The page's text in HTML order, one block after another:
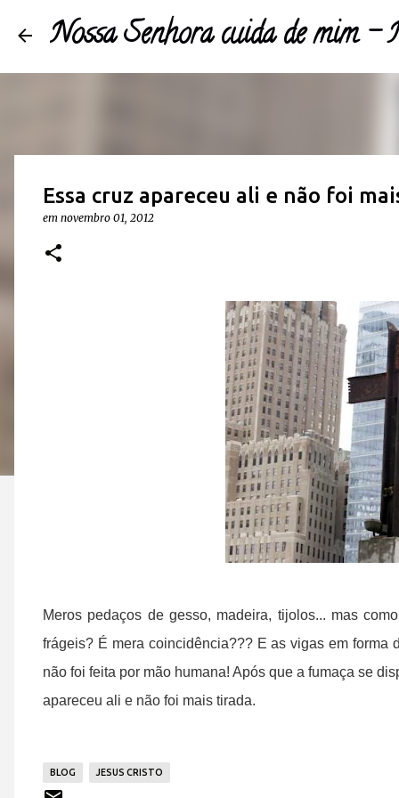
Nossa Senhora cuida de mim -
Essa cruz apareceu ali e não foi
em novembro 01, 2012
Meros pedaços de gesso, madeira, tijolos... mas
frágeis? É mera coincidência??? E as vigas em forma
não foi feita por mão humana! Após que a fumaça se
apareceu ali e não foi mais tirada.
BLOG JESUS CRISTO